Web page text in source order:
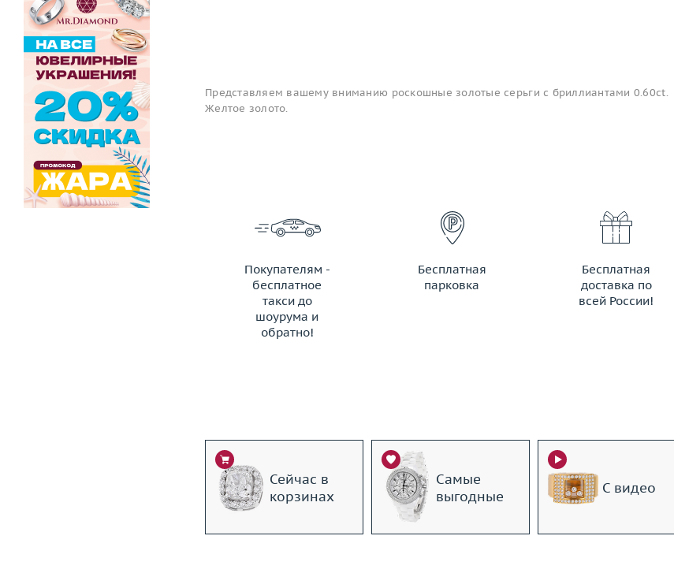
Представляем вашему вниманию роскошные золотые серьги с бриллиантами 0.60ct.
Желтое золото.
Покупателям -
бесплатное
такси до
шоурума и
обратно!
ЗАКАЗАТЬ ТАКСИ
Бесплатная
парковка
Бесплатная
доставка по
всей России!
Сейчас в
корзинах
Самые
выгодные
С видео